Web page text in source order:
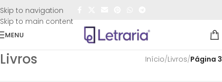
Skip to navigation
Skip to main content
FRETE GRÁTIS
MENU
Livros Início/Livros/Página 3